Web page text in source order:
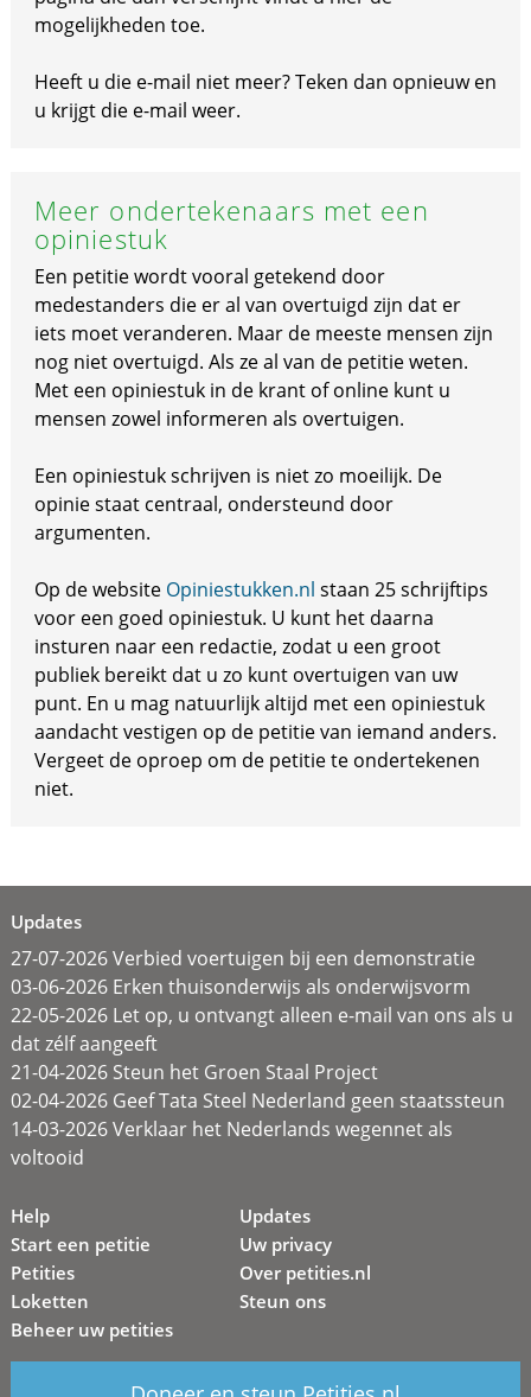
mogelijkheden toe.
Heeft u die e-mail niet meer? Teken dan opnieuw en
u krijgt die e-mail weer.
Meer ondertekenaars met een
opiniestuk
Een petitie wordt vooral getekend door
medestanders die er al van overtuigd zijn dat er
iets moet veranderen. Maar de meeste mensen zijn
nog niet overtuigd. Als ze al van de petitie weten.
Met een opiniestuk in de krant of online kunt u
mensen zowel informeren als overtuigen.
Een opiniestuk schrijven is niet zo moeilijk. De
opinie staat centraal, ondersteund door
argumenten.
Op de website Opiniestukken.nl staan 25 schrijftips
voor een goed opiniestuk. U kunt het daarna
insturen naar een redactie, zodat u een groot
publiek bereikt dat u zo kunt overtuigen van uw
punt. En u mag natuurlijk altijd met een opiniestuk
aandacht vestigen op de petitie van iemand anders.
Vergeet de oproep om de petitie te ondertekenen
niet.
Updates
27-07-2026 Verbied voertuigen bij een demonstratie
03-06-2026 Erken thuisonderwijs als onderwijsvorm
22-05-2026 Let op, u ontvangt alleen e-mail van ons als u
dat zélf aangeeft
21-04-2026 Steun het Groen Staal Project
02-04-2026 Geef Tata Steel Nederland geen staatssteun
14-03-2026 Verklaar het Nederlands wegennet als
voltooid
Help
Start een petitie
Petities
Loketten
Beheer uw petities
Updates
Uw privacy
Over petities.nl
Steun ons